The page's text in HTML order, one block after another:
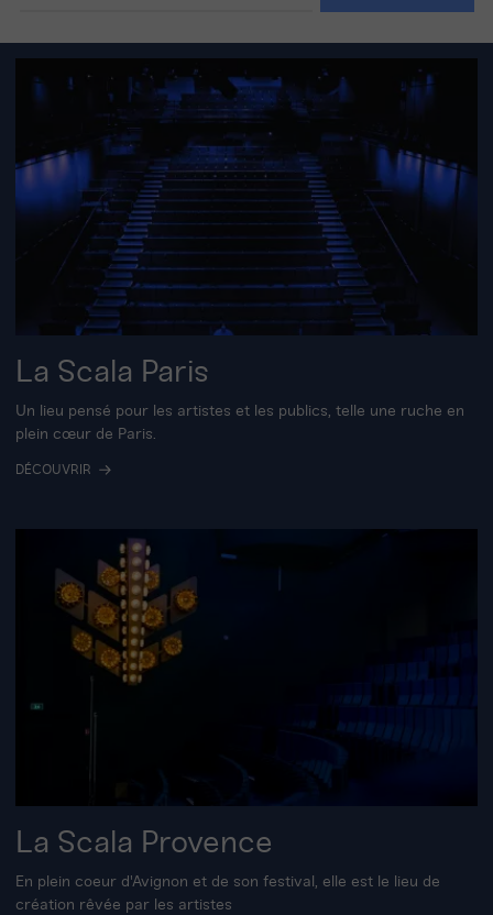
La Scala Paris
Un lieu pensé pour les artistes et les publics, telle une ruche en
plein cœur de Paris.
DÉCOUVRIR
La Scala Provence
En plein coeur d'Avignon et de son festival, elle est le lieu de
création rêvée par les artistes